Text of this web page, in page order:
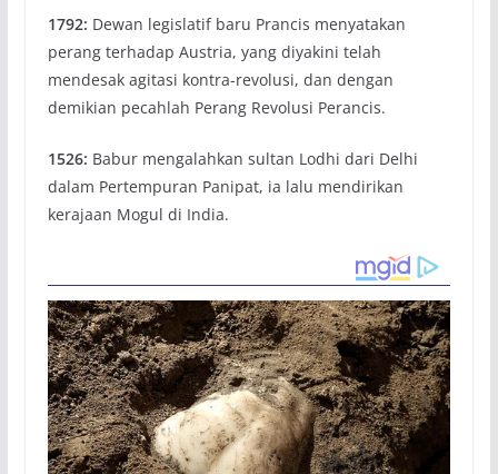
1792: Dewan legislatif baru Prancis menyatakan
perang terhadap Austria, yang diyakini telah
mendesak agitasi kontra-revolusi, dan dengan
demikian pecahlah Perang Revolusi Perancis.
1526: Babur mengalahkan sultan Lodhi dari Delhi
dalam Pertempuran Panipat, ia lalu mendirikan
kerajaan Mogul di India.